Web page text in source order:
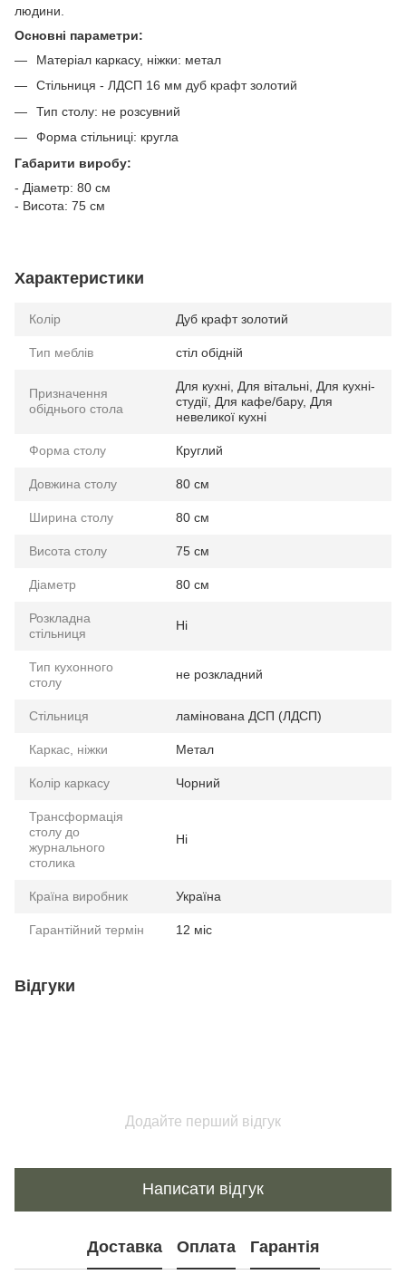
людини.
Основні параметри:
Матеріал каркасу, ніжки: метал
Стільниця - ЛДСП 16 мм дуб крафт золотий
Тип столу: не розсувний
Форма стільниці: кругла
Габарити виробу:
- Діаметр: 80 см
- Висота: 75 см
Характеристики
Колір Дуб крафт золотий
Тип меблів стіл обідній
Призначення
обіднього стола
Для кухні, Для вітальні, Для кухні-
студії, Для кафе/бару, Для
невеликої кухні
Форма столу Круглий
Довжина столу 80 см
Ширина столу 80 см
Висота столу 75 см
Діаметр 80 см
Розкладна
стільниця
Ні
Тип кухонного
столу
не розкладний
Стільниця ламінована ДСП (ЛДСП)
Каркас, ніжки Метал
Колір каркасу Чорний
Трансформація
столу до
журнального
столика
Ні
Країна виробник Україна
Гарантійний термін 12 міс
Відгуки
Додайте перший відгук
Написати відгук
Доставка Оплата Гарантія